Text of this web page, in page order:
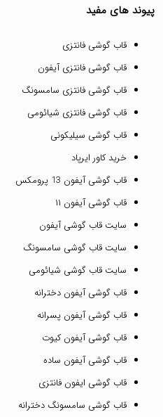
پیوند های مفید
قاب گوشی فانتزی
قاب گوشی فانتزی آیفون
قاب گوشی فانتزی سامسونگ
قاب گوشی فانتزی شیائومی
قاب گوشی سیلیکونی
خرید کاور ایرپاد
قاب گوشی آیفون 13 پرومکس
قاب گوشی آیفون ۱۱
سایت قاب گوشی آیفون
سایت قاب گوشی سامسونگ
سایت قاب گوشی شیائومی
قاب گوشی آیفون دخترانه
قاب گوشی آیفون پسرانه
قاب گوشی آیفون کیوت
قاب گوشی آیفون ساده
قاب گوشی ایفون فانتزی
قاب گوشی سامسونگ دخترانه